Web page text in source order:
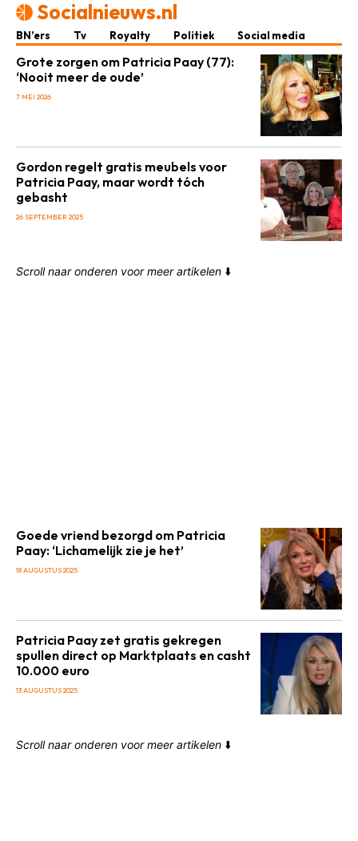
Socialnieuws.nl
BN’ers Tv Royalty Politiek Social media
Grote zorgen om Patricia Paay (77):
‘Nooit meer de oude’
7 MEI 2026
Gordon regelt gratis meubels voor
Patricia Paay, maar wordt tóch
gebasht
26 SEPTEMBER 2025
Scroll naar onderen voor meer artikelen ⬇️
Goede vriend bezorgd om Patricia
Paay: ‘Lichamelijk zie je het’
18 AUGUSTUS 2025
Patricia Paay zet gratis gekregen
spullen direct op Marktplaats en casht
10.000 euro
13 AUGUSTUS 2025
Scroll naar onderen voor meer artikelen ⬇️